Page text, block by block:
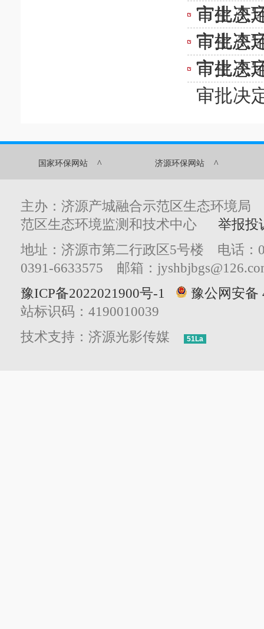
审批决
市生态
审批决
市生态
审批决
市生态
审批决
国家环保网站 ^ 济源环保网站 ^
主办：济源产城融合示范区生态环境
范区生态环境监测和技术中心 举报投
地址：济源市第二行政区5号楼 电话：
0391-6633575 邮箱：
豫ICP备2022021900号-1
豫公网安备
站标识码：4190010039
技术支持：济源光影传媒
51La